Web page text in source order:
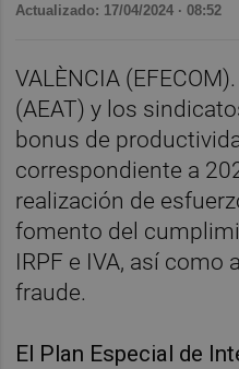
Actualizado: 17/04/2024 · 08:52
VALÈNCIA
(AEAT) y los
bonus de
correspondiente a
realización de
fomento del
IRPF e IVA, así como
fraude.
El Plan Especial de